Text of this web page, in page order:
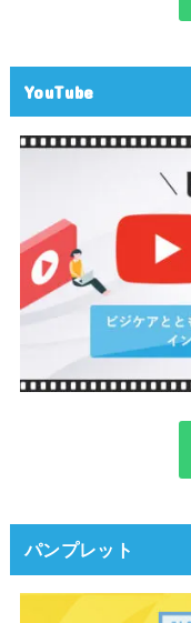
YouTube
パンプレット